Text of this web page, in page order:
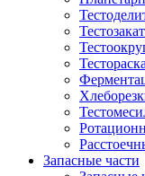
Запасные части